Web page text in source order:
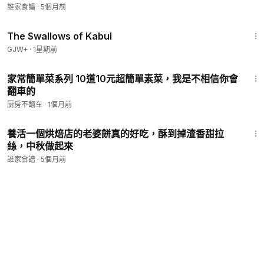
誰家食譜 · 5個月前
The Swallows of Kabul
GJW+ · 1星期前
家常簡單菜系列 10道10元超簡單素菜，我是不相信你會
翻車的
厨房不翻车 · 1個月前
養活一個烘焙店的老婆餅真的好吃，酥到掉渣香甜拉
絲，中秋做起來
誰家食譜 · 5個月前